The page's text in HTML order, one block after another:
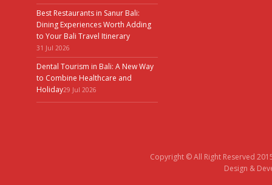
Best Restaurants in Sanur Bali:
Dining Experiences Worth Adding
to Your Bali Travel Itinerary
31 Jul 2026
Dental Tourism in Bali: A New Way
to Combine Healthcare and
Holiday29 Jul 2026
Copyright © All Right Reserved
Design &